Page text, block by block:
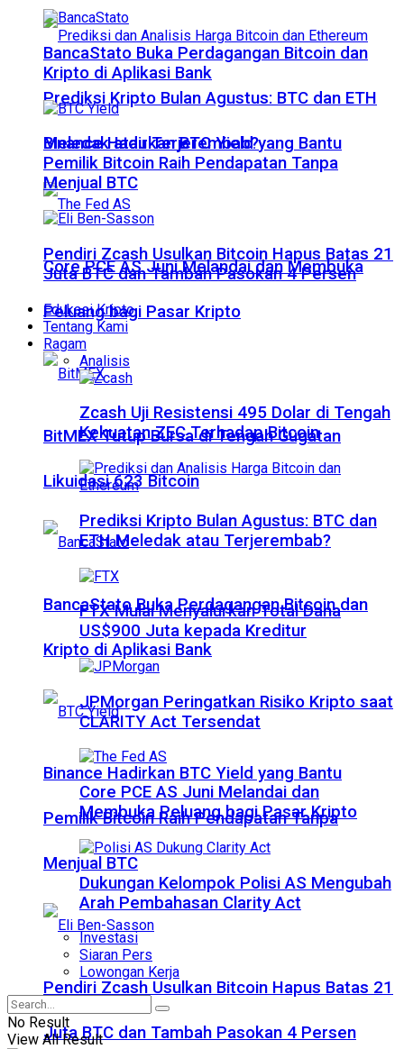
Prediksi Kripto Bulan Agustus: BTC dan ETH
Meledak atau Terjerembab?
Core PCE AS Juni Melandai dan Membuka
Peluang bagi Pasar Kripto
BitMEX Tutup Bursa di Tengah Gugatan
Likuidasi 623 Bitcoin
BancaStato Buka Perdagangan Bitcoin dan
Kripto di Aplikasi Bank
Binance Hadirkan BTC Yield yang Bantu
Pemilik Bitcoin Raih Pendapatan Tanpa
Menjual BTC
Pendiri Zcash Usulkan Bitcoin Hapus Batas 21
Juta BTC dan Tambah Pasokan 4 Persen
BancaStato Buka Perdagangan Bitcoin dan
Kripto di Aplikasi Bank
Binance Hadirkan BTC Yield yang Bantu
Pemilik Bitcoin Raih Pendapatan Tanpa
Menjual BTC
Pendiri Zcash Usulkan Bitcoin Hapus Batas 21
Juta BTC dan Tambah Pasokan 4 Persen
Edukasi Kripto
Tentang Kami
Ragam
Analisis
Zcash Uji Resistensi 495 Dolar di Tengah
Kekuatan ZEC Terhadap Bitcoin
Prediksi Kripto Bulan Agustus: BTC dan
ETH Meledak atau Terjerembab?
FTX Mulai Menyalurkan Total Dana
US$900 Juta kepada Kreditur
JPMorgan Peringatkan Risiko Kripto saat
CLARITY Act Tersendat
Core PCE AS Juni Melandai dan
Membuka Peluang bagi Pasar Kripto
Dukungan Kelompok Polisi AS Mengubah
Arah Pembahasan Clarity Act
Investasi
Siaran Pers
Lowongan Kerja
No Result
View All Result